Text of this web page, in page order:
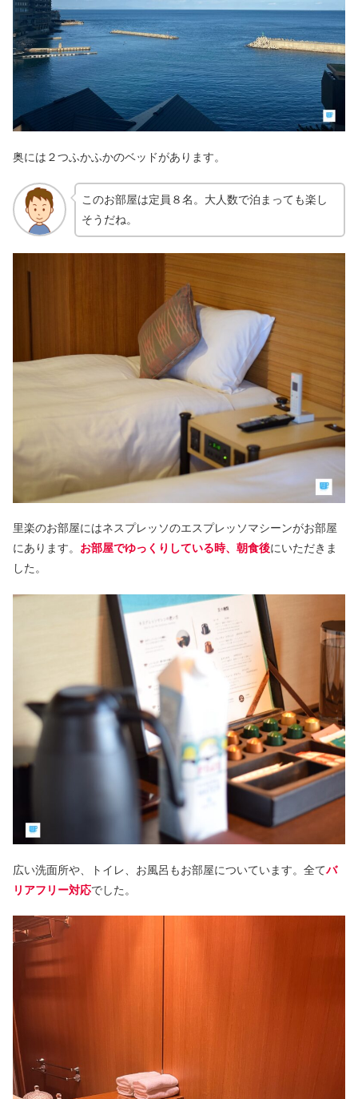
奥には２つふかふかのベッドがあります。
このお部屋は定員８名。大人数で泊まっても楽し
そうだね。
里楽のお部屋にはネスプレッソのエスプレッソマシーンがお部屋
にあります。 お部屋でゆっくりしている時、朝食後にいただきま
した。
広い洗面所や、トイレ、お風呂もお部屋についています。全てバ
リアフリー対応でした。